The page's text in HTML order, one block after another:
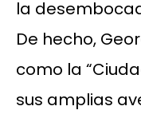
la
De hecho,
como la
sus amplias